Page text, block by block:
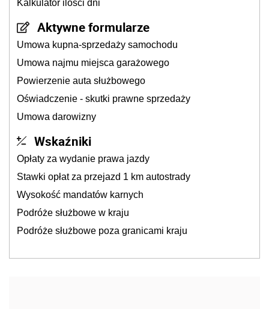
Kalkulator ilości dni
Aktywne formularze
Umowa kupna-sprzedaży samochodu
Umowa najmu miejsca garażowego
Powierzenie auta służbowego
Oświadczenie - skutki prawne sprzedaży
Umowa darowizny
Wskaźniki
Opłaty za wydanie prawa jazdy
Stawki opłat za przejazd 1 km autostrady
Wysokość mandatów karnych
Podróże służbowe w kraju
Podróże służbowe poza granicami kraju